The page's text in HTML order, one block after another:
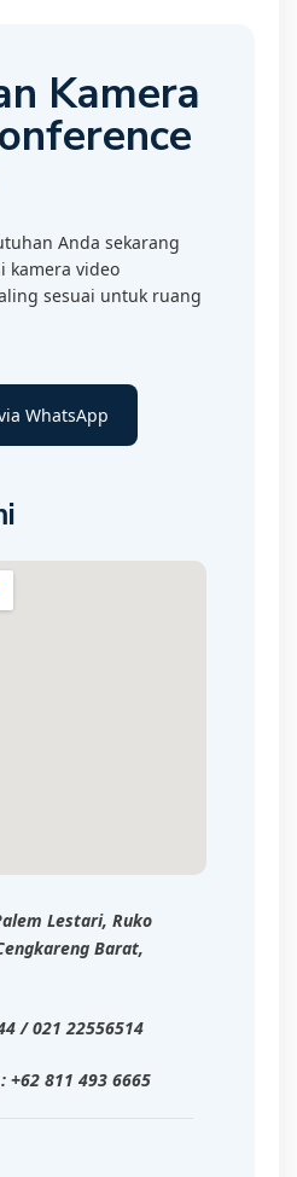
Kamera
Anda sekarang
kamera video
sesuai untuk ruang
WhatsApp
Lestari, Ruko
Barat,
/ 021 22556514
+62 811 493 6665